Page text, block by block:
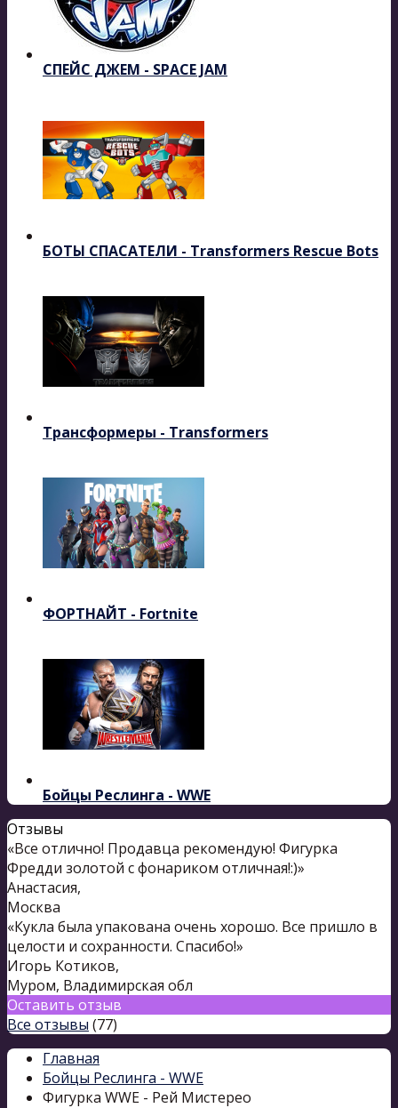
СПЕЙС ДЖЕМ - SPACE JAM
БОТЫ СПАСАТЕЛИ - Transformers Rescue Bots
Трансформеры - Transformers
ФОРТНАЙТ - Fortnite
Бойцы Реслинга - WWE
Отзывы
«Все отлично! Продавца рекомендую! Фигурка
Фредди золотой с фонариком отличная!:)»
Анастасия,
Москва
«Кукла была упакована очень хорошо. Все пришло в
целости и сохранности. Спасибо!»
Игорь Котиков,
Муром, Владимирская обл
Оставить отзыв
Все отзывы (77)
Главная
Бойцы Реслинга - WWE
Фигурка WWE - Рей Мистерео